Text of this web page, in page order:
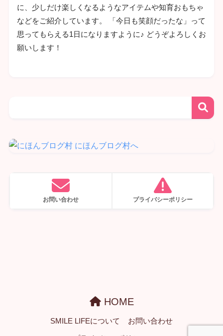
に、少しだけ楽しくなるようなアイテムや知育おもちゃ
などをご紹介しています。 「今日も笑顔だったな」って
思ってもらえる1日になりますように♪ どうぞよろしくお
願いします！
お問い合わせ プライバシーポリシー
HOME
SMILE LIFEについて お問い合わせ